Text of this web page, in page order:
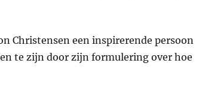
Christensen een inspirerende persoon
te zijn door zijn formulering over hoe